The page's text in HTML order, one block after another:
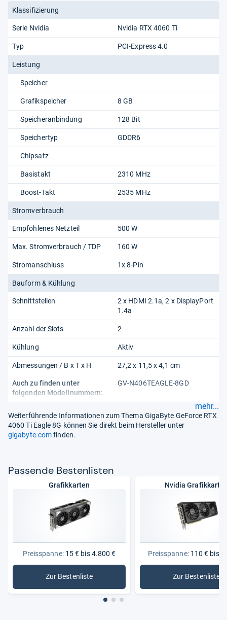
AlkTech
Yandex Reviews
Focus.pl
Klassifizierung
Serie Nvidia Nvidia RTX 4060 Ti
Typ PCI-Express 4.0
Leistung
Speicher
Grafikspeicher 8 GB
Speicheranbindung 128 Bit
Speichertyp GDDR6
Chipsatz
Basistakt 2310 MHz
Boost-Takt 2535 MHz
Stromverbrauch
Empfohlenes Netzteil 500 W
Max. Stromverbrauch / TDP 160 W
Stromanschluss 1x 8-Pin
Bauform & Kühlung
Schnittstellen
2 x HDMI 2.1a, 2 x DisplayPort
1.4a
Anzahl der Slots 2
Kühlung Aktiv
Abmessungen / B x T x H 27,2 x 11,5 x 4,1 cm
Auch zu finden unter
folgenden Modellnummern:
GV-N406TEAGLE-8GD
mehr...
Weiterführende Informationen zum Thema GigaByte GeForce RTX
4060 Ti Eagle 8G können Sie direkt beim Hersteller unter
gigabyte.comfinden.
Pas­sende Bes­ten­lis­ten
Grafikkarten
Preisspanne:15 € bis 4.800 €
Zur Bestenliste
: Grafikkarten
Nvidia
Preisspanne:110 € bis
Zur Bestenliste
: Nvidia